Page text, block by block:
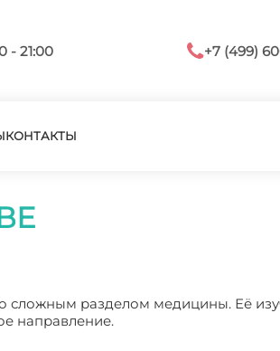
- 21:00 +7 (499)
КОНТАКТЫ
сложным разделом медицины. Её
направление.